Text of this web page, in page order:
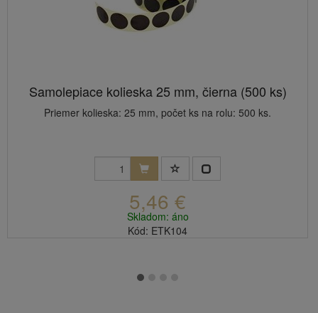
Samolepiace kolieska 25 mm, čierna (500 ks)
Priemer kolieska: 25 mm, počet ks na rolu: 500 ks.
5,46 €
Skladom: áno
Kód: ETK104